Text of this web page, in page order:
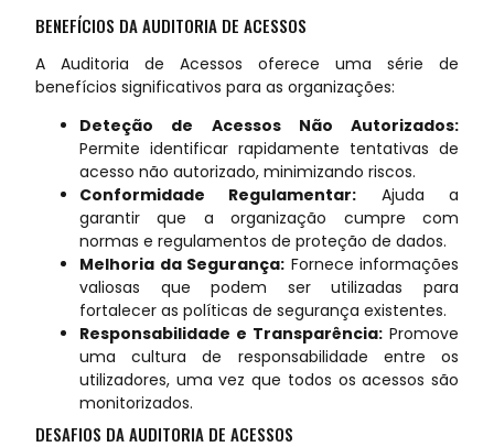
BENEFÍCIOS DA AUDITORIA DE ACESSOS
A Auditoria de Acessos oferece uma série de
benefícios significativos para as organizações:
Deteção de Acessos Não Autorizados:
Permite identificar rapidamente tentativas de
acesso não autorizado, minimizando riscos.
Conformidade Regulamentar: Ajuda a
garantir que a organização cumpre com
normas e regulamentos de proteção de dados.
Melhoria da Segurança: Fornece informações
valiosas que podem ser utilizadas para
fortalecer as políticas de segurança existentes.
Responsabilidade e Transparência: Promove
uma cultura de responsabilidade entre os
utilizadores, uma vez que todos os acessos são
monitorizados.
DESAFIOS DA AUDITORIA DE ACESSOS